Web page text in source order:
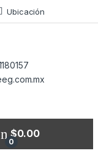
Ubicación
0
$0.00